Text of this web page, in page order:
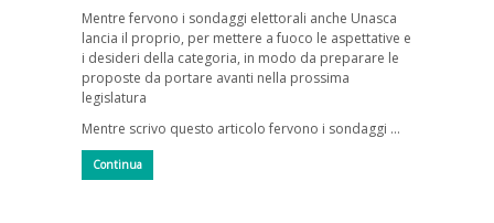
Mentre fervono i sondaggi elettorali anche Unasca
lancia il proprio, per mettere a fuoco le aspettative e
i desideri della categoria, in modo da preparare le
proposte da portare avanti nella prossima
legislatura
Mentre scrivo questo articolo fervono i sondaggi …
Continua